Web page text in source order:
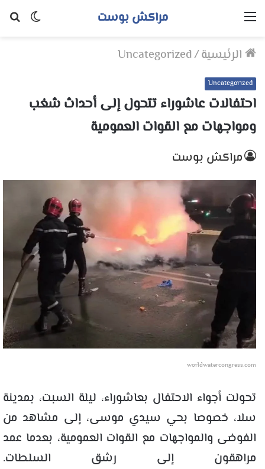
الوضع
مراكش بوست القائمة
الرئيسية/
Uncategorized
Uncategorized
احتفالات عاشوراء تتحول إلى أحداث شغب
ومواجهات مع القوات العمومية
مراكش بوست
worldwatercongress.com
تحولت أجواء الاحتفال بعاشوراء، ليلة السبت، بمدينة
سلا، خصوصا بحي سيدي موسى، إلى مشاهد من
الفوضى والمواجهات مع القوات العمومية، بعدما عمد
مراهقون إلى رشق السلطات.